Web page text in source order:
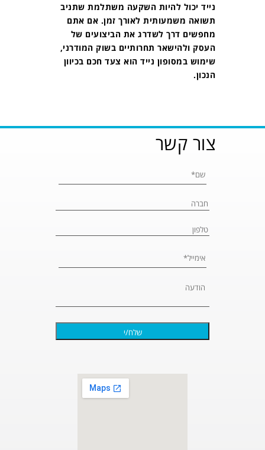
נייד יכול להיות השקעה משתלמת שתניב
תשואה משמעותית לאורך זמן. אם אתם
מחפשים דרך לשדרג את הביצועים של
העסק ולהישאר תחרותיים בשוק המודרני,
שימוש במסופון נייד הוא צעד חכם בכיוון
הנכון.
צור קשר